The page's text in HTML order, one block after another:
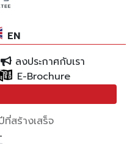
EN
ลงประกาศกับเรา
E-Brochure
ที่สร้างเสร็จ